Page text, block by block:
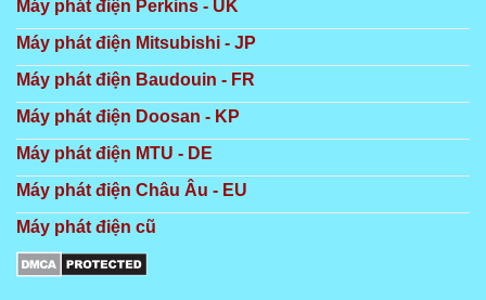
Máy phát điện Perkins - UK
Máy phát điện Mitsubishi - JP
Máy phát điện Baudouin - FR
Máy phát điện Doosan - KP
Máy phát điện MTU - DE
Máy phát điện Châu Âu - EU
Máy phát điện cũ